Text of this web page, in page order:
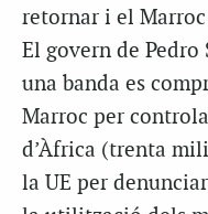
retornar i el
El govern de
una banda es
Marroc per
d’Àfrica (trenta
la UE per